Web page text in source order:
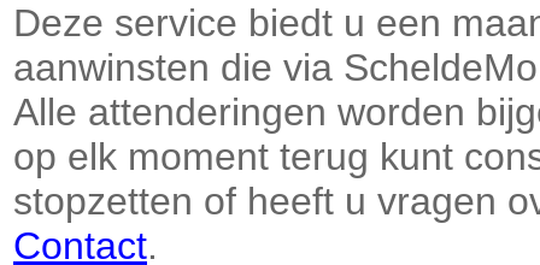
Deze service biedt u een
aanwinsten die via
Alle attenderingen worden
op elk moment terug kunt
stopzetten of heeft u vragen
Contact.